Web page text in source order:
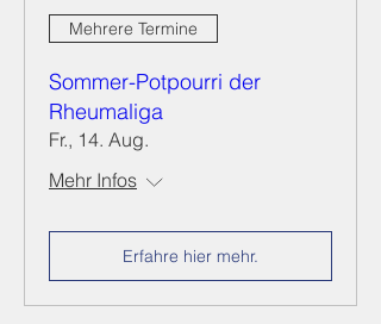
Mehrere Termine
Sommer-Potpourri der
Rheumaliga
Fr., 14. Aug.
Mehr Infos
Erfahre hier mehr.